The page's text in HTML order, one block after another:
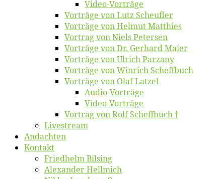
Vi­deo-Vor­trä­ge
Vor­trä­ge von Lutz Scheufler
Vor­trä­ge von Hel­mut Matthies
Vor­trag von Niels Petersen
Vor­trä­ge von Dr. Ger­hard Maier
Vor­trä­ge von Ul­rich Parzany
Vor­trä­ge von Win­rich Scheffbuch
Vor­trä­ge von Olaf Latzel
Au­dio-Vor­trä­ge
Vi­deo-Vor­trä­ge
Vor­trag von Rolf Scheffbuch †
Live­stream
An­dach­ten
Kon­takt
Fried­helm Bilsing
Alex­an­der Hellmich